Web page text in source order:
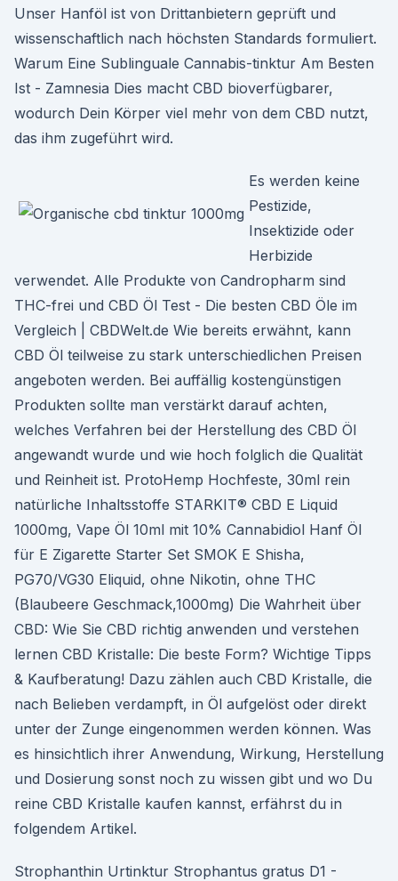
Unser Hanföl ist von Drittanbietern geprüft und
wissenschaftlich nach höchsten Standards formuliert.
Warum Eine Sublinguale Cannabis-tinktur Am Besten
Ist - Zamnesia Dies macht CBD bioverfügbarer,
wodurch Dein Körper viel mehr von dem CBD nutzt,
das ihm zugeführt wird.
Es werden keine
Pestizide,
Insektizide oder
Herbizide
verwendet. Alle Produkte von Candropharm sind
THC-frei und CBD Öl Test - Die besten CBD Öle im
Vergleich | CBDWelt.de Wie bereits erwähnt, kann
CBD Öl teilweise zu stark unterschiedlichen Preisen
angeboten werden. Bei auffällig kostengünstigen
Produkten sollte man verstärkt darauf achten,
welches Verfahren bei der Herstellung des CBD Öl
angewandt wurde und wie hoch folglich die Qualität
und Reinheit ist. ProtoHemp Hochfeste, 30ml rein
natürliche Inhaltsstoffe STARKIT® CBD E Liquid
1000mg, Vape Öl 10ml mit 10% Cannabidiol Hanf Öl
für E Zigarette Starter Set SMOK E Shisha,
PG70/VG30 Eliquid, ohne Nikotin, ohne THC
(Blaubeere Geschmack,1000mg) Die Wahrheit über
CBD: Wie Sie CBD richtig anwenden und verstehen
lernen CBD Kristalle: Die beste Form? Wichtige Tipps
& Kaufberatung! Dazu zählen auch CBD Kristalle, die
nach Belieben verdampft, in Öl aufgelöst oder direkt
unter der Zunge eingenommen werden können. Was
es hinsichtlich ihrer Anwendung, Wirkung, Herstellung
und Dosierung sonst noch zu wissen gibt und wo Du
reine CBD Kristalle kaufen kannst, erfährst du in
folgendem Artikel.
Strophanthin Urtinktur Strophantus gratus D1 -